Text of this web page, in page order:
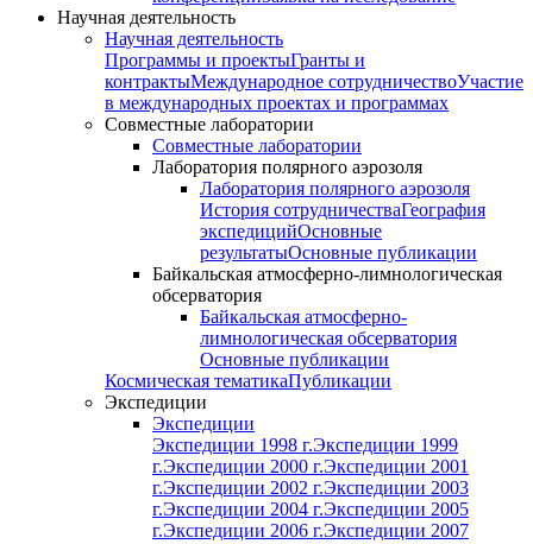
Научная деятельность
Научная деятельность
Программы и проектыГранты и
контрактыМеждународное сотрудничествоУчастие
в международных проектах и программах
Совместные лаборатории
Совместные лаборатории
Лаборатория полярного аэрозоля
Лаборатория полярного аэрозоля
История сотрудничестваГеография
экспедицийОсновные
результатыОсновные публикации
Байкальская атмосферно-лимнологическая
обсерватория
Байкальская атмосферно-
лимнологическая обсерватория
Основные публикации
Космическая тематикаПубликации
Экспедиции
Экспедиции
Экспедиции 1998 г.Экспедиции 1999
г.Экспедиции 2000 г.Экспедиции 2001
г.Экспедиции 2002 г.Экспедиции 2003
г.Экспедиции 2004 г.Экспедиции 2005
г.Экспедиции 2006 г.Экспедиции 2007